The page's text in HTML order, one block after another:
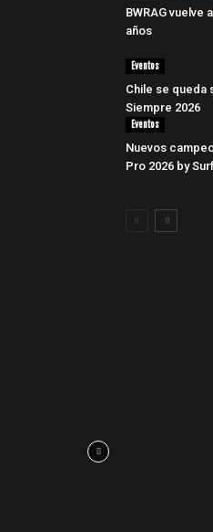
BWRAG vuelve
años
Eventos
Chile se queda
Siempre 2026
Eventos
Nuevos
Pro 2026 by